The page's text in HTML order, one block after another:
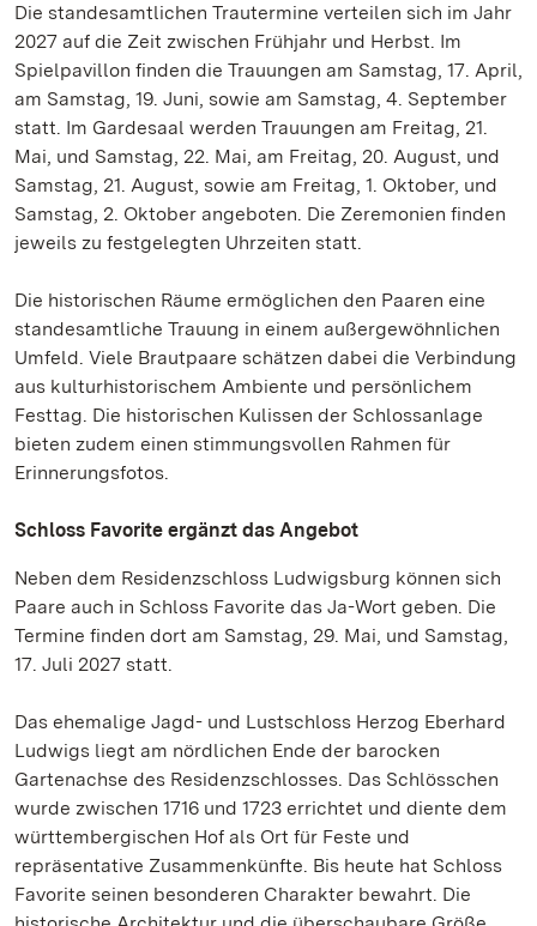
Die standesamtlichen Trautermine verteilen sich im Jahr
2027 auf die Zeit zwischen Frühjahr und Herbst. Im
Spielpavillon finden die Trauungen am Samstag, 17. April,
am Samstag, 19. Juni, sowie am Samstag, 4. September
statt. Im Gardesaal werden Trauungen am Freitag, 21.
Mai, und Samstag, 22. Mai, am Freitag, 20. August, und
Samstag, 21. August, sowie am Freitag, 1. Oktober, und
Samstag, 2. Oktober angeboten. Die Zeremonien finden
jeweils zu festgelegten Uhrzeiten statt.
Die historischen Räume ermöglichen den Paaren eine
standesamtliche Trauung in einem außergewöhnlichen
Umfeld. Viele Brautpaare schätzen dabei die Verbindung
aus kulturhistorischem Ambiente und persönlichem
Festtag. Die historischen Kulissen der Schlossanlage
bieten zudem einen stimmungsvollen Rahmen für
Erinnerungsfotos.
Schloss Favorite ergänzt das Angebot
Neben dem Residenzschloss Ludwigsburg können sich
Paare auch in Schloss Favorite das Ja-Wort geben. Die
Termine finden dort am Samstag, 29. Mai, und Samstag,
17. Juli 2027 statt.
Das ehemalige Jagd- und Lustschloss Herzog Eberhard
Ludwigs liegt am nördlichen Ende der barocken
Gartenachse des Residenzschlosses. Das Schlösschen
wurde zwischen 1716 und 1723 errichtet und diente dem
württembergischen Hof als Ort für Feste und
repräsentative Zusammenkünfte. Bis heute hat Schloss
Favorite seinen besonderen Charakter bewahrt. Die